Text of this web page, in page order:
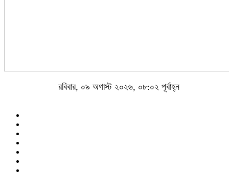
রবিবার, ০৯ অগাস্ট ২০২৬, ০৮:০২ পূর্বাহ্ন